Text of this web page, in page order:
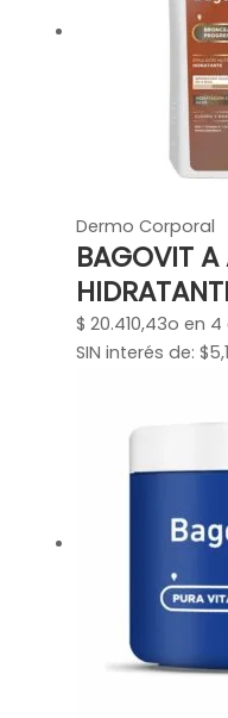
Dermo Corporal
BAGOVIT A
$ 20.410,43o en 4
SIN interés de: